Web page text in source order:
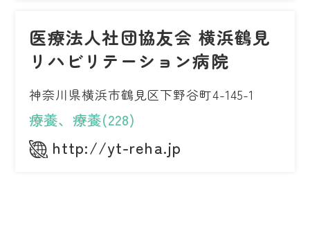
医療法人社団協友会 横浜鶴見
リハビリテーション病院
神奈川県横浜市鶴見区下野谷町4-145-1
療養、療養(228)
http://yt-reha.jp